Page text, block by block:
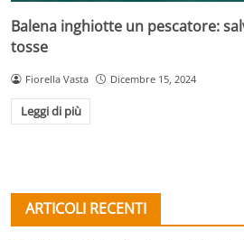
Balena inghiotte un pescatore:
tosse
Fiorella Vasta Dicembre 15, 2024
Leggi di più
ARTICOLI RECENTI